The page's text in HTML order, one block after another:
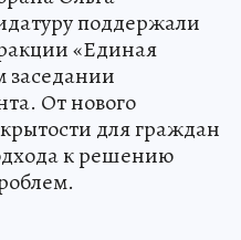
поддержали
«Единая
заседании
От нового
для граждан
к решению